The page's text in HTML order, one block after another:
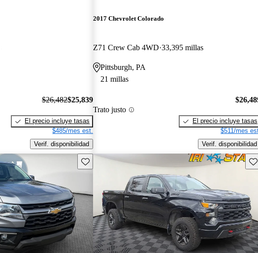
$26,482$25,839
El precio incluye tasas
$485/mes est.
Verif. disponibilidad
2017 Chevrolet Colorado
Z71 Crew Cab 4WD 33,395 millas
Pittsburgh, PA
21 millas
Trato justo
El precio incluye tasas
$511/mes
Verif. disponibilidad
Guarda este Aviso